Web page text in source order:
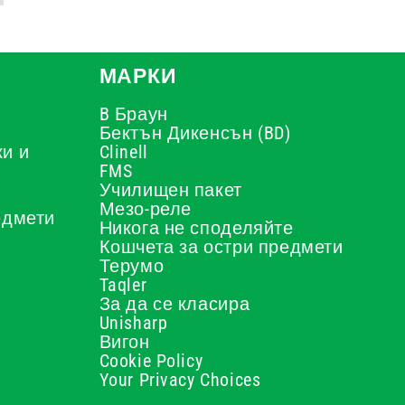
и
МАРКИ
B Браун
Бектън Дикенсън (BD)
Clinell
FMS
Училищен пакет
Мезо-реле
Никога не споделяйте
Кошчета за остри предмети
Терумо
Taqler
За да се класира
Unisharp
Вигон
Cookie Policy
Your Privacy Choices